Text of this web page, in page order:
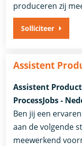
produceren zij
Solliciteer
Assistent
Assistent
ProcessJobs -
Ben jij een
aan de volgende
meewerkend